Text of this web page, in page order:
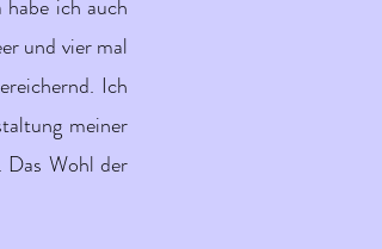
ich auch
und vier mal
Ich
meiner
Das Wohl der